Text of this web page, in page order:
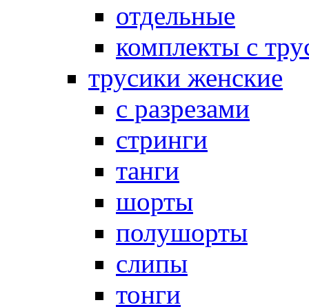
отдельные
комплекты с
трусики женские
с разрезами
стринги
танги
шорты
полушорты
слипы
тонги